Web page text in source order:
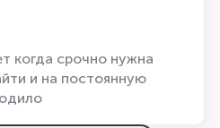
когда срочно нужна
и на постоянную